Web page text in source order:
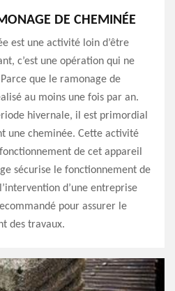
DE CHEMINÉE
est une activité loin d’être
c’est une opération qui ne
que le ramonage de
au moins une fois par an.
hivernale, il est primordial
une cheminée. Cette activité
de cet appareil
sécurise le fonctionnement de
d’une entreprise
pour assurer le
des travaux.